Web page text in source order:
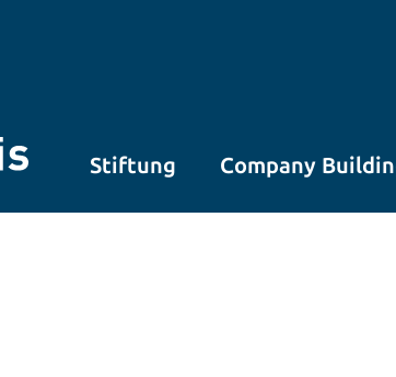
Stiftung Company